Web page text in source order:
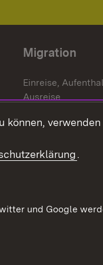
Migration
Einreise,
Ausreise
Asylbewerber und
Erlasse und
können,
.
und Google